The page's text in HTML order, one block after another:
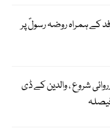
کے ہمراہ روضہ رسولؐ پر
شروع ، والدین کے ڈی